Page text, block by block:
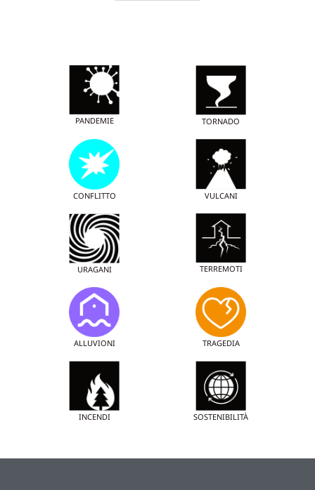
PANDEMIE TORNADO
CONFLITTO VULCANI
URAGANI TERREMOTI
ALLUVIONI TRAGEDIA
INCENDI SOSTENIBILITÀ